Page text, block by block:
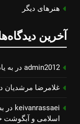
هنرهای دیگر
آخرین
admin2012 در به
غلامرضا مرشدیان
keivanrassaei در
اسلامی و